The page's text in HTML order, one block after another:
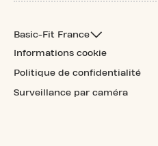
Basic-Fit France
Informations cookie
Politique de confidentialité
Surveillance par caméra